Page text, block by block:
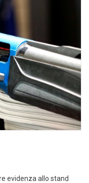
evidenza allo stand